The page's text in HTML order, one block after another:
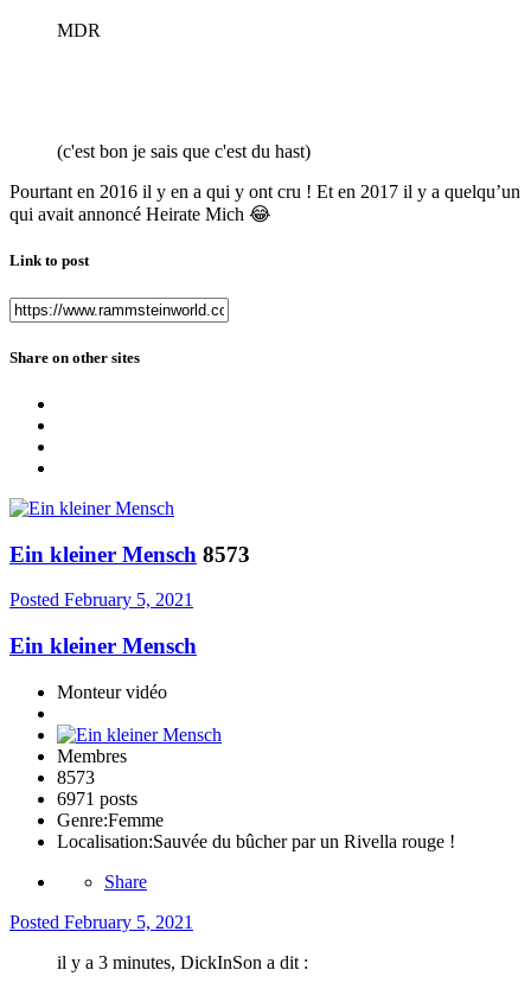
MDR
(c'est bon je sais que c'est du hast)
Pourtant en 2016 il y en a qui y ont cru ! Et en 2017 il y a quelqu’un
qui avait annoncé Heirate Mich 😂
Link to post
Share on other sites
Ein kleiner Mensch 8573
Posted February 5, 2021
Ein kleiner Mensch
Monteur vidéo
Membres
8573
6971 posts
Genre:Femme
Localisation:Sauvée du bûcher par un Rivella rouge !
Share
Posted February 5, 2021
il y a 3 minutes, DickInSon a dit :